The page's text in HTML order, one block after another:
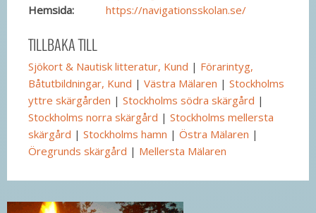
Hemsida:
https://navigationsskolan.se/
TILLBAKA TILL
Sjökort & Nautisk litteratur, Kund | Förarintyg,
Båtutbildningar, Kund | Västra Mälaren | Stockholms
yttre skärgården | Stockholms södra skärgård |
Stockholms norra skärgård | Stockholms mellersta
skärgård | Stockholms hamn | Östra Mälaren |
Öregrunds skärgård | Mellersta Mälaren